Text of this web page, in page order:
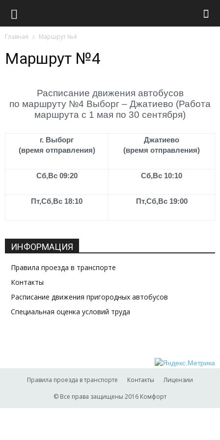
Транспорт
Главная Маршрут №4
Маршрут №4
Расписание движения автобусов
по маршруту №4 Выборг – Джатиево (Работа
маршрута с 1 мая по 30 сентября)
г. Выборг
(время отправления)
Джатиево
(время отправления)
Cб,Вс 09:20 Cб,Вс 10:10
Пт,Сб,Вс 18:10 Пт,Сб,Вс 19:00
ИНФОРМАЦИЯ
Правила проезда в транспорте
Контакты
Расписание движения пригородных автобусов
Специальная оценка условий труда
Правила проезда в транспорте Контакты
Лицензии
© Все права защищены 2016 Комфорт